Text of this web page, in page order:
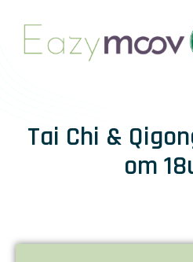
Tai Chi &
om